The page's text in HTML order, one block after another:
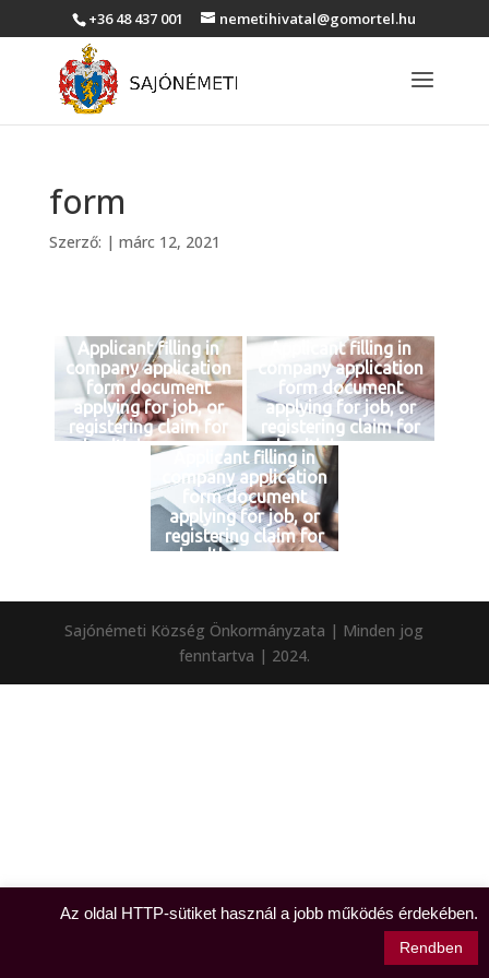
+36 48 437 001 nemetihivatal@gomortel.hu
form
Szerző: | márc 12, 2021
Applicant filling in
company application
form document
applying for job, or
registering claim for
health insurance
Applicant filling in
company application
form document
applying for job, or
registering claim for
health insurance
Applicant filling in
company application
form document
applying for job, or
registering claim for
health insurance
Sajónémeti Község Önkormányzata | Minden jog
fenntartva | 2024.
Az oldal HTTP-sütiket használ a jobb működés érdekében.
Rendben